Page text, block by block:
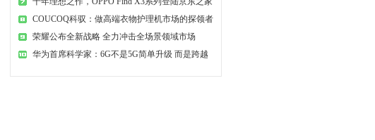
COUCOQ科驭：做高端衣物护理机市场的探领者
荣耀公布全新战略 全力冲击全场景领域市场
华为首席科学家：6G不是5G简单升级 而是跨越